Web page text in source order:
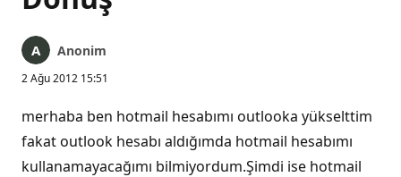
Anonim
2 Ağu 2012 15:51
merhaba ben hotmail hesabımı outlooka yükselttim
fakat outlook hesabı aldığımda hotmail hesabımı
kullanamayacağımı bilmiyordum.Şimdi ise hotmail